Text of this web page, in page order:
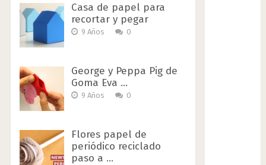
Casa de papel para
recortar y pegar
9 Años 0
George y Peppa Pig de
Goma Eva …
9 Años 0
Flores papel de
periódico reciclado
paso a …